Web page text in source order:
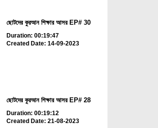
ছোটদের কুরআন শিক্ষার আসর EP# 30
Duration: 00:19:47
Created Date: 14-09-2023
ছোটদের কুরআন শিক্ষার আসর EP# 28
Duration: 00:19:12
Created Date: 21-08-2023